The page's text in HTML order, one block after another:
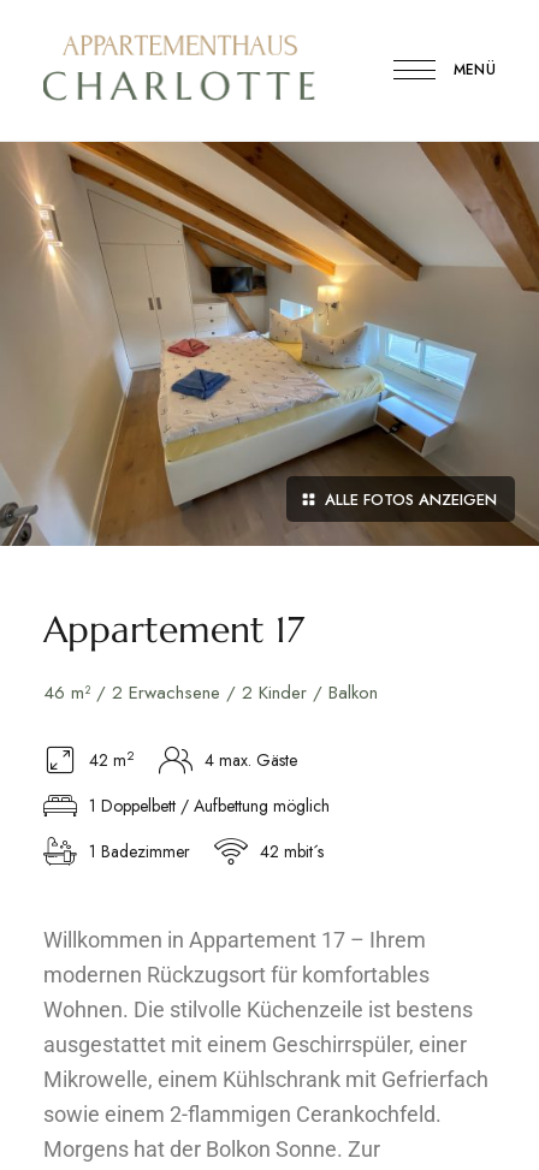
Appartementhaus
Charlotte
in
Binzer
Bucht
MENÜ
ALLE FOTOS ANZEIGEN
Appartement 17
46 m² / 2 Erwachsene / 2 Kinder / Balkon
42 m2
4 max. Gäste
1 Doppelbett / Aufbettung möglich
1 Badezimmer
42 mbit´s
Willkommen in Appartement 17 – Ihrem
modernen Rückzugsort für komfortables
Wohnen. Die stilvolle Küchenzeile ist bestens
ausgestattet mit einem Geschirrspüler, einer
Mikrowelle, einem Kühlschrank mit Gefrierfach
sowie einem 2-flammigen Cerankochfeld.
Morgens hat der Bolkon Sonne. Zur